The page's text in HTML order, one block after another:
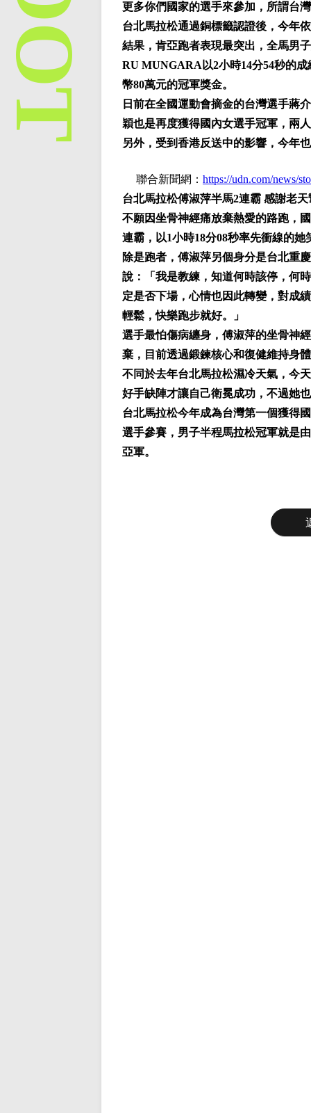
更多你們國家的選手來參加，所謂台
台北馬拉松通過銅標籤認證後，今年
結果，肯亞跑者表現最突出，全馬男
RU MUNGARA以2小時14分54秒的
幣80萬元的冠軍獎金。
日前在全國運動會摘金的台灣選手蔣
穎也是再度獲得國內女選手冠軍，兩
另外，受到香港反送中的影響，今年
聯合新聞網： https://udn.com/news/
台北馬拉松傅淑萍半馬2連霸 感謝老天
不願因坐骨神經痛放棄熱愛的路跑，
連霸，以1小時18分08秒率先衝線的
除是跑者，傅淑萍另個身分是台北重
說：「我是教練，知道何時該停，何
定是否下場，心情也因此轉變，對成
輕鬆，快樂跑步就好。」
選手最怕傷病纏身，傅淑萍的坐骨神
棄，目前透過鍛鍊核心和復健維持身
不同於去年台北馬拉松濕冷天氣，今
好手缺陣才讓自己衛冕成功，不過她
台北馬拉松今年成為台灣第一個獲得
選手參賽，男子半程馬拉松冠軍就是
亞軍。